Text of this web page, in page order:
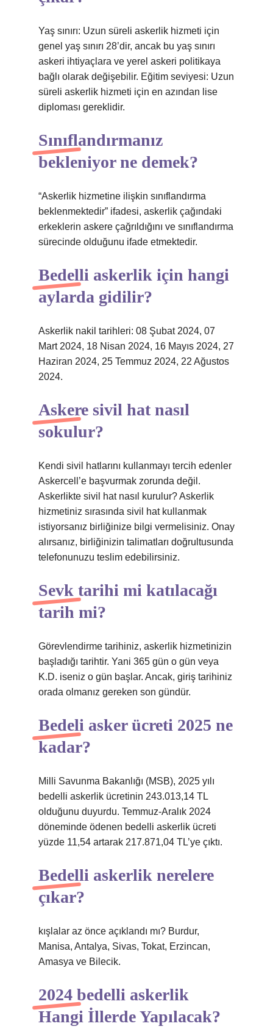
Yaş sınırı: Uzun süreli askerlik hizmeti için
genel yaş sınırı 28’dir, ancak bu yaş sınırı
askeri ihtiyaçlara ve yerel askeri politikaya
bağlı olarak değişebilir. Eğitim seviyesi: Uzun
süreli askerlik hizmeti için en azından lise
diploması gereklidir.
Sınıflandırmanız
bekleniyor ne demek?
“Askerlik hizmetine ilişkin sınıflandırma
beklenmektedir” ifadesi, askerlik çağındaki
erkeklerin askere çağrıldığını ve sınıflandırma
sürecinde olduğunu ifade etmektedir.
Bedelli askerlik için hangi
aylarda gidilir?
Askerlik nakil tarihleri: 08 Şubat 2024, 07
Mart 2024, 18 Nisan 2024, 16 Mayıs 2024, 27
Haziran 2024, 25 Temmuz 2024, 22 Ağustos
2024.
Askere sivil hat nasıl
sokulur?
Kendi sivil hatlarını kullanmayı tercih edenler
Askercell’e başvurmak zorunda değil.
Askerlikte sivil hat nasıl kurulur? Askerlik
hizmetiniz sırasında sivil hat kullanmak
istiyorsanız birliğinize bilgi vermelisiniz. Onay
alırsanız, birliğinizin talimatları doğrultusunda
telefonunuzu teslim edebilirsiniz.
Sevk tarihi mi katılacağı
tarih mi?
Görevlendirme tarihiniz, askerlik hizmetinizin
başladığı tarihtir. Yani 365 gün o gün veya
K.D. iseniz o gün başlar. Ancak, giriş tarihiniz
orada olmanız gereken son gündür.
Bedeli asker ücreti 2025 ne
kadar?
Milli Savunma Bakanlığı (MSB), 2025 yılı
bedelli askerlik ücretinin 243.013,14 TL
olduğunu duyurdu. Temmuz-Aralık 2024
döneminde ödenen bedelli askerlik ücreti
yüzde 11,54 artarak 217.871,04 TL’ye çıktı.
Bedelli askerlik nerelere
çıkar?
kışlalar az önce açıklandı mı? Burdur,
Manisa, Antalya, Sivas, Tokat, Erzincan,
Amasya ve Bilecik.
2024 bedelli askerlik
Hangi İllerde Yapılacak?